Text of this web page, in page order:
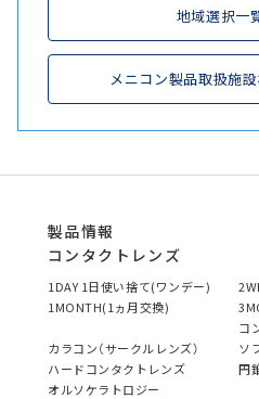
地域選択一
メニコン製品取扱施
製品情報
コンタクトレンズ
1DAY 1日使い捨て(ワンデー)
1MONTH(1ヵ月交換)
コ
カラコン（サークルレンズ）
ソ
ハードコンタクトレンズ
円
オルソケラトロジー